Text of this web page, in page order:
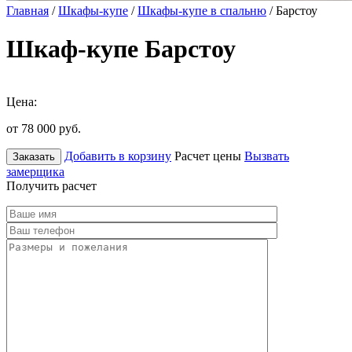
Главная /Шкафы-купе /Шкафы-купе в спальню / Барстоу
Шкаф-купе Барстоу
Цена:
от 78 000 руб.
Заказать Добавить в корзину Расчет цены Вызвать
замерщика
Получить расчет